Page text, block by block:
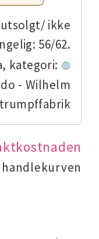
ikke
56/62.
kategori:
- Wilhelm
handlekurven